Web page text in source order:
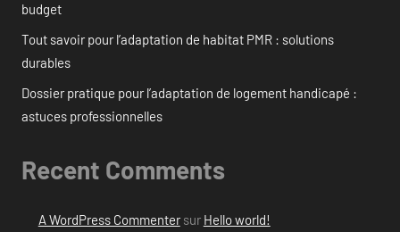
budget
Tout savoir pour l’adaptation de habitat PMR : solutions
durables
Dossier pratique pour l’adaptation de logement handicapé :
astuces professionnelles
Recent Comments
A WordPress Commentersur Hello world!